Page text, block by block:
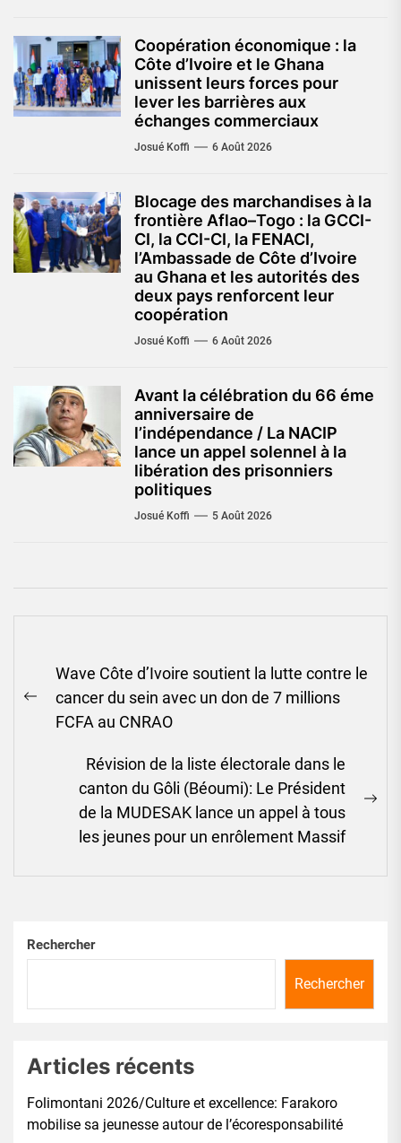
Coopération économique : la
Côte d’Ivoire et le Ghana
unissent leurs forces pour
lever les barrières aux
échanges commerciaux
Josué Koffi 6 Août 2026
Blocage des marchandises à la
frontière Aflao–Togo : la GCCI-
CI, la CCI-CI, la FENACI,
l’Ambassade de Côte d’Ivoire
au Ghana et les autorités des
deux pays renforcent leur
coopération
Josué Koffi 6 Août 2026
Avant la célébration du 66 éme
anniversaire de
l’indépendance / La NACIP
lance un appel solennel à la
libération des prisonniers
politiques
Josué Koffi 5 Août 2026
de
l’article
Previous
post:
Wave Côte d’Ivoire soutient la lutte contre le
cancer du sein avec un don de 7 millions
FCFA au CNRAO
Révision de la liste électorale dans le
canton du Gôli (Béoumi): Le Président
de la MUDESAK lance un appel à tous
les jeunes pour un enrôlement Massif
Rechercher
Rechercher
Articles récents
Folimontani 2026/Culture et excellence: Farakoro
mobilise sa jeunesse autour de l’écoresponsabilité